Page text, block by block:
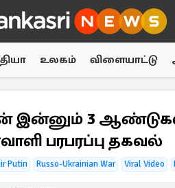
உலகம் விளையாட்டு
இன்னும் 3
பரபரப்பு தகவல்
Putin Russo-Ukrainian War Viral Video